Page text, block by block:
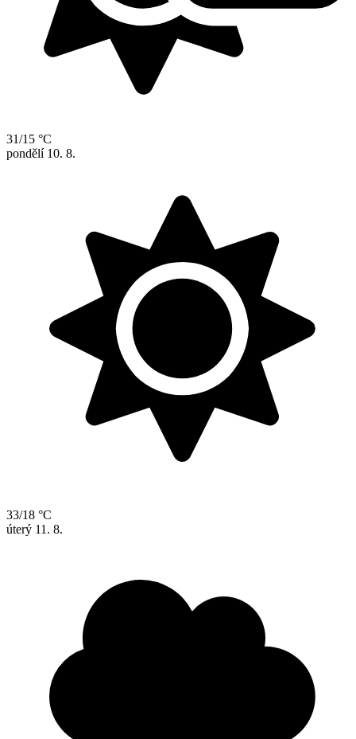
31/15 °C
pondělí 10. 8.
33/18 °C
úterý 11. 8.